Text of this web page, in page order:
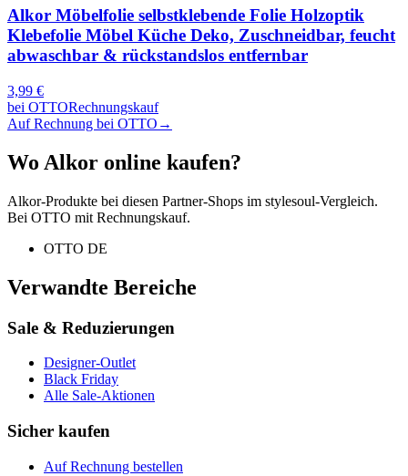
Alkor Möbelfolie selbstklebende Folie Holzoptik
Klebefolie Möbel Küche Deko, Zuschneidbar, feucht
abwaschbar & rückstandslos entfernbar
3,99 €
bei OTTORechnungskauf
Auf Rechnung bei OTTO →
Wo Alkor online kaufen?
Alkor-Produkte bei diesen Partner-Shops im stylesoul-Vergleich.
Bei OTTO mit Rechnungskauf.
OTTO DE
Verwandte Bereiche
Sale & Reduzierungen
Designer-Outlet
Black Friday
Alle Sale-Aktionen
Sicher kaufen
Auf Rechnung bestellen